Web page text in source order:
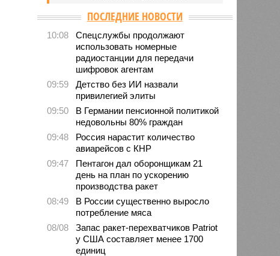
ПОСЛЕДНИЕ НОВОСТИ
10:08
Спецслужбы продолжают
использовать номерные
радиостанции для передачи
шифровок агентам
09:59
Детство без ИИ назвали
привилегией элиты
09:50
В Германии пенсионной политикой
недовольны 80% граждан
09:48
Россия нарастит количество
авиарейсов с КНР
09:47
Пентагон дал оборонщикам 21
день на план по ускорению
производства ракет
08:49
В России существенно выросло
потребление мяса
08/08
Запас ракет-перехватчиков Patriot
у США составляет менее 1700
единиц